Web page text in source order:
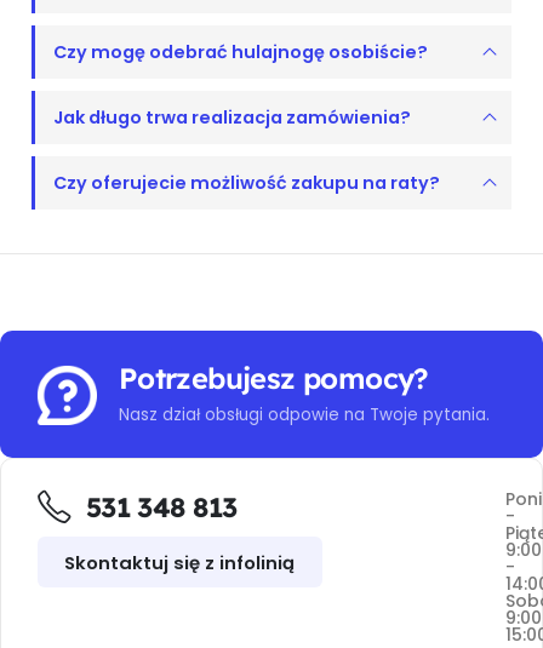
Czy mogę odebrać hulajnogę osobiście?
Jak długo trwa realizacja zamówienia?
Czy oferujecie możliwość zakupu na raty?
Potrzebujesz pomocy?
Nasz dział obsługi odpowie na Twoje pytania.
531 348 813
Skontaktuj się z infolinią
-
9:00
-